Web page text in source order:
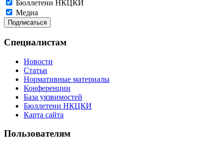
Бюллетени НКЦКИ
Медиа
Специалистам
Новости
Статьи
Нормативные материалы
Конференции
База уязвимостей
Бюллетени НКЦКИ
Карта сайта
Пользователям